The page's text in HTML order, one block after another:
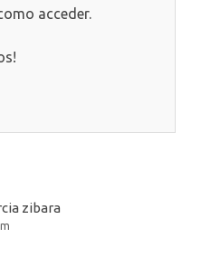
acceder.
zibara